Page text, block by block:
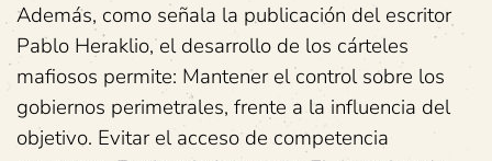
Además, como señala la publicación del escritor
Pablo Heraklio, el desarrollo de los cárteles
mafiosos permite: Mantener el control sobre los
gobiernos perimetrales, frente a la influencia del
objetivo. Evitar el acceso de competencia